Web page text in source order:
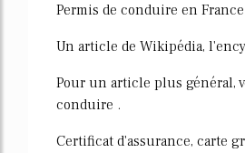
Permis de conduire en France
Un article de Wikipédia,
Pour un article plus général,
conduire .
Certificat d'assurance, carte